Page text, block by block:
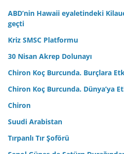
ABD’nin Hawaii eyaletindeki
geçti
Kriz SMSC Platformu
30 Nisan Akrep Dolunayı
Chiron Koç Burcunda. Burçlara
Chiron Koç Burcunda. Dünya’ya
Chiron
Suudi Arabistan
Tırpanlı Tır Şoförü